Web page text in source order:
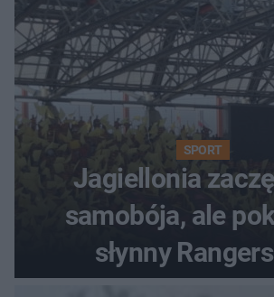
SPORT
Jagiellonia
samobója, ale
słynny